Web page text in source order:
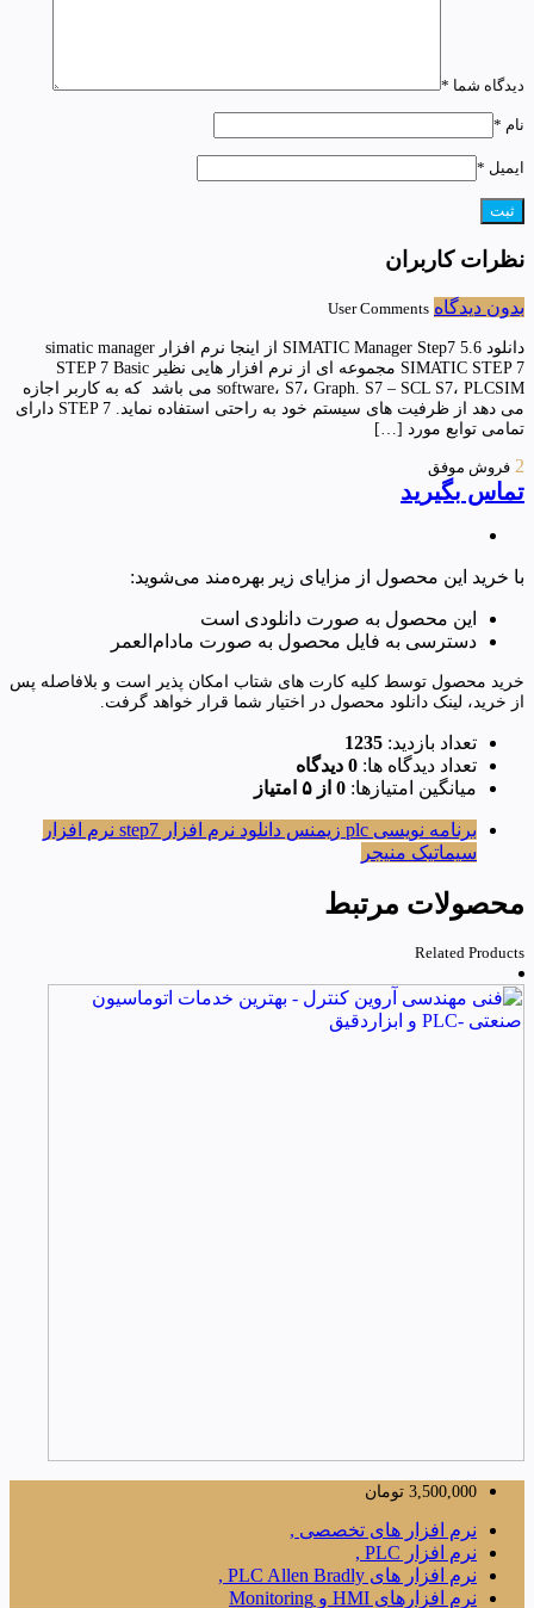
دیدگاه شما *
نام *
ایمیل *
نظرات کاربران
بدون دیدگاه User Comments
دانلود SIMATIC Manager Step7 5.6 از اینجا نرم افزار simatic manager
SIMATIC STEP 7 مجموعه ای از نرم افزار هایی نظیر STEP 7 Basic
software، S7، Graph. S7 – SCL S7، PLCSIM می باشد که به کاربر اجازه
می دهد از ظرفیت های سیستم خود به راحتی استفاده نماید. STEP 7 دارای
تمامی توابع مورد […]
2 فروش موفق
تماس بگیرید
با خرید این محصول از مزایای زیر بهره‌مند می‌شوید:
این محصول به صورت دانلودی است
دسترسی به فایل محصول به صورت مادام‌العمر
خرید محصول توسط کلیه کارت های شتاب امکان پذیر است و بلافاصله پس
از خرید، لینک دانلود محصول در اختیار شما قرار خواهد گرفت.
تعداد بازدید: 1235
تعداد دیدگاه ها: 0 دیدگاه
میانگین امتیازها: 0 از ۵ امتیاز
برنامه نویسی plc زیمنس دانلود نرم افزار step7
نرم افزار
سیماتیک منیجر
محصولات مرتبط
Related Products
3,500,000 تومان
نرم افزار های تخصصی ,
نرم افزار PLC ,
نرم افزار های PLC Allen Bradly ,
نرم افزارهای HMI و Monitoring